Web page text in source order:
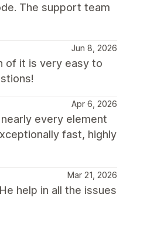
The support team
Jun 8, 2026
of it is very easy to
Apr 6, 2026
every element
fast, highly
Mar 21, 2026
help in all the issues